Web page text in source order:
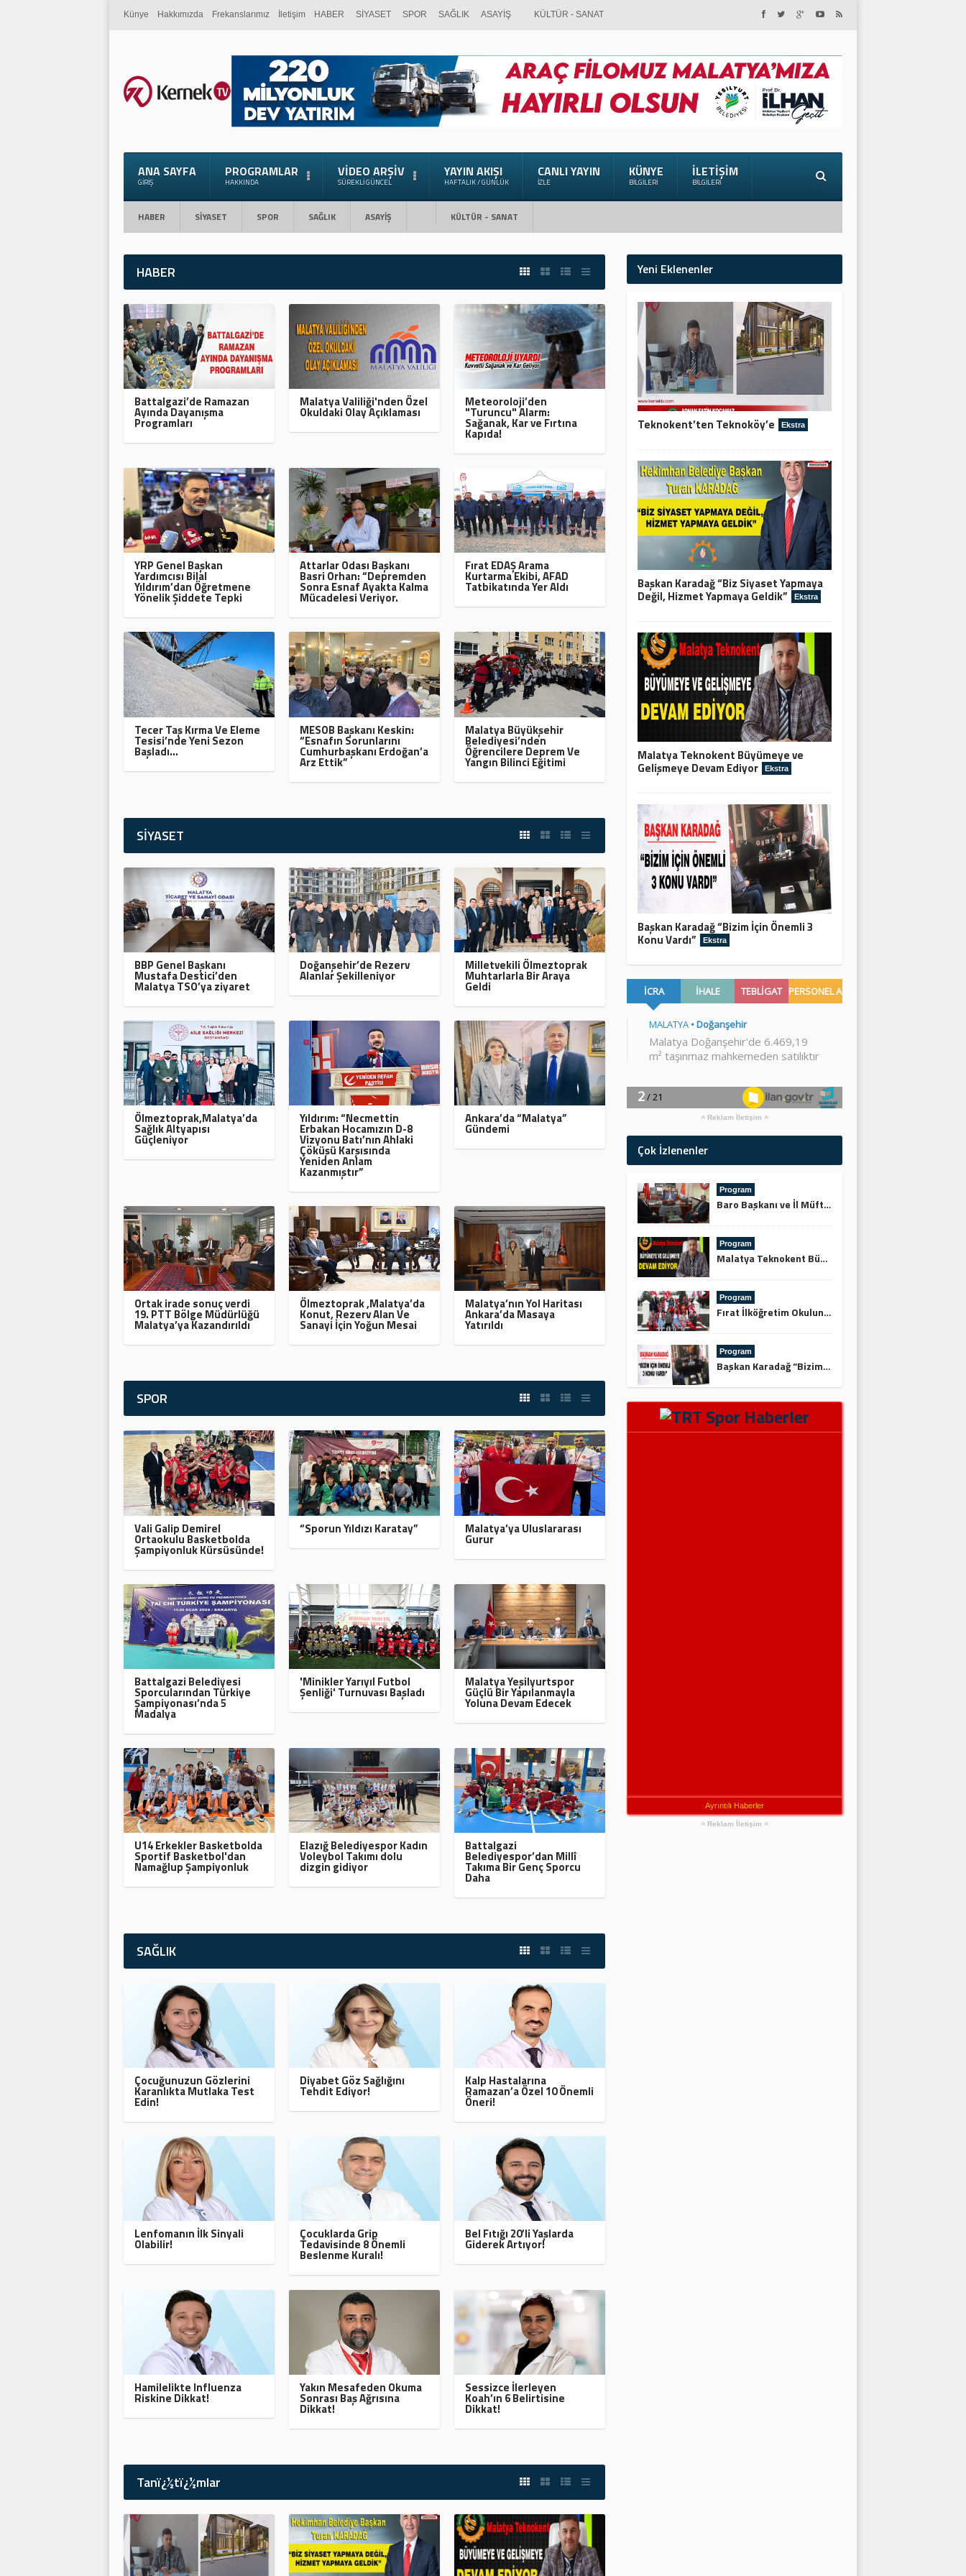
Künye Hakkımızda Frekanslarımız İletişim HABER SİYASET SPOR SAĞLIK ASAYİŞ KÜLTÜR - SANAT
ANA SAYFA
GIRIŞ
PROGRAMLAR
HAKKINDA
VIDEO ARŞIV
SÜREKLI GÜNCEL
YAYIN AKIŞI
HAFTALIK / GÜNLÜK
CANLI YAYIN
İZLE
KÜNYE
BILGILERI
İLETIŞIM
BILGILERI
HABER SİYASET SPOR SAĞLIK ASAYİŞ KÜLTÜR - SANAT
HABER
Battalgazi’de Ramazan
Ayında Dayanışma
Programları
Malatya Valiliği'nden Özel
Okuldaki Olay Açıklaması
Meteoroloji’den
"Turuncu" Alarm:
Sağanak, Kar ve Fırtına
Kapıda!
YRP Genel Başkan
Yardımcısı Bilal
Yıldırım’dan Öğretmene
Yönelik Şiddete Tepki
Attarlar Odası Başkanı
Basri Orhan: “Depremden
Sonra Esnaf Ayakta Kalma
Mücadelesi Veriyor.
Fırat EDAŞ Arama
Kurtarma Ekibi, AFAD
Tatbikatında Yer Aldı
Tecer Taş Kırma Ve Eleme
Tesisi’nde Yeni Sezon
Başladı…
MESOB Başkanı Keskin:
“Esnafın Sorunlarını
Cumhurbaşkanı Erdoğan’a
Arz Ettik”
Malatya Büyükşehir
Belediyesi’nden
Öğrencilere Deprem Ve
Yangın Bilinci Eğitimi
SİYASET
BBP Genel Başkanı
Mustafa Destici’den
Malatya TSO’ya ziyaret
Doğanşehir’de Rezerv
Alanlar Şekilleniyor
Milletvekili Ölmeztoprak
Muhtarlarla Bir Araya
Geldi
Ölmeztoprak,Malatya’da
Sağlık Altyapısı
Güçleniyor
Yıldırım: “Necmettin
Erbakan Hocamızın D-8
Vizyonu Batı’nın Ahlaki
Çöküşü Karşısında
Yeniden Anlam
Kazanmıştır”
Ankara’da “Malatya”
Gündemi
Ortak irade sonuç verdi
19. PTT Bölge Müdürlüğü
Malatya’ya Kazandırıldı
Ölmeztoprak ,Malatya’da
Konut, Rezerv Alan Ve
Sanayi İçin Yoğun Mesai
Malatya’nın Yol Haritası
Ankara’da Masaya
Yatırıldı
SPOR
Vali Galip Demirel
Ortaokulu Basketbolda
Şampiyonluk Kürsüsünde!
“Sporun Yıldızı Karatay” Malatya’ya Uluslararası
Gurur
Battalgazi Belediyesi
Sporcularından Türkiye
Şampiyonası’nda 5
Madalya
'Minikler Yarıyıl Futbol
Şenliği' Turnuvası Başladı
Malatya Yeşilyurtspor
Güçlü Bir Yapılanmayla
Yoluna Devam Edecek
U14 Erkekler Basketbolda
Sportif Basketbol'dan
Namağlup Şampiyonluk
Elazığ Belediyespor Kadın
Voleybol Takımı dolu
dizgin gidiyor
Battalgazi
Belediyespor’dan Millî
Takıma Bir Genç Sporcu
Daha
SAĞLIK
Çocuğunuzun Gözlerini
Karanlıkta Mutlaka Test
Edin!
Diyabet Göz Sağlığını
Tehdit Ediyor!
Kalp Hastalarına
Ramazan’a Özel 10 Önemli
Öneri!
Lenfomanın İlk Sinyali
Olabilir!
Çocuklarda Grip
Tedavisinde 8 Önemli
Beslenme Kuralı!
Bel Fıtığı 20’li Yaşlarda
Giderek Artıyor!
Hamilelikte Influenza
Riskine Dikkat!
Yakın Mesafeden Okuma
Sonrası Baş Ağrısına
Dikkat!
Sessizce İlerleyen
Koah’ın 6 Belirtisine
Dikkat!
Tanï¿½tï¿½mlar
Yeni Eklenenler
Teknokent’ten Teknoköy’e Ekstra
Başkan Karadağ “Biz Siyaset Yapmaya
Değil, Hizmet Yapmaya Geldik” Ekstra
Malatya Teknokent Büyümeye ve
Gelişmeye Devam Ediyor Ekstra
Başkan Karadağ “Bizim İçin Önemli 3
Konu Vardı” Ekstra
Reklam İletişim
Çok İzlenenler
Program
Baro Başkanı ve İl Müftüsünden Keskin’e Ziyaret
Program
Malatya Teknokent Büyümeye ve Gelişmeye Devam Ediyor
Program
Fırat İlköğretim Okulundan Şehitliğe Ziyaret
Program
Başkan Karadağ “Bizim İçin Önemli 3 Konu Vardı”
Ayrıntılı Haberler
Reklam İletişim